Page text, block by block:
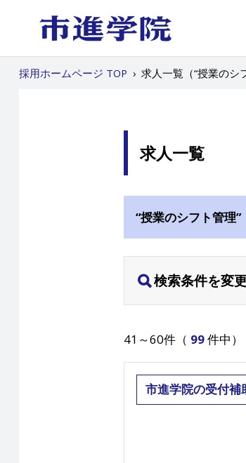
採用ホームページ TOP › 求人一覧（“授業のシ
求人一覧
“授業のシフト管理
検索条件を変
41～60件（ 99件中）
市進学院の受付補